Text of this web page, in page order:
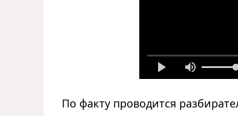
По факту проводится